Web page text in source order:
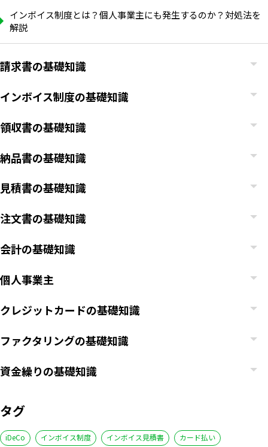
インボイス制度とは？個人事業主にも発生するのか？対処法を
解説
請求書の基礎知識
インボイス制度の基礎知識
領収書の基礎知識
納品書の基礎知識
見積書の基礎知識
注文書の基礎知識
会計の基礎知識
個人事業主
クレジットカードの基礎知識
ファクタリングの基礎知識
資金繰りの基礎知識
タグ
iDeCo インボイス制度 インボイス見積書
カード払い